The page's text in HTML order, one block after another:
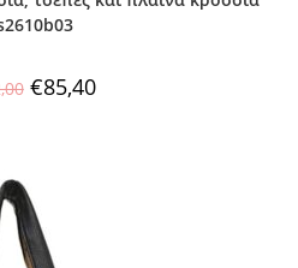
€85,40